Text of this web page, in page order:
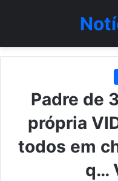
Padre de
própria
todos em
q…